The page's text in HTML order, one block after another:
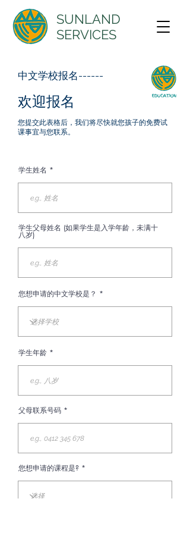
SUNLAND
SERVICES
​中文学校报名------
​欢迎报名
您提交此表格后，我们将尽快就您孩子的免费试
课事宜与您联系。
学生姓名
学生父母姓名 (如果学生是入学年龄，未满十
八岁)
您想申请的中文学校是？
学生年龄
父母联系号码
您想申请的课程是?